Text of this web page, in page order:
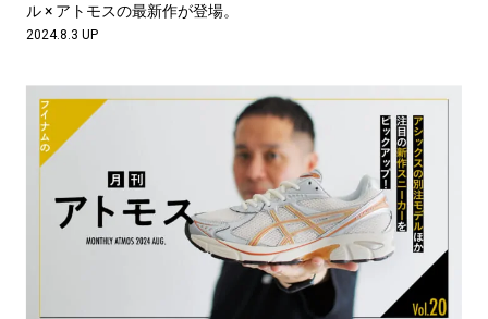
ル × アトモスの最新作が登場。
2024.8.3 UP